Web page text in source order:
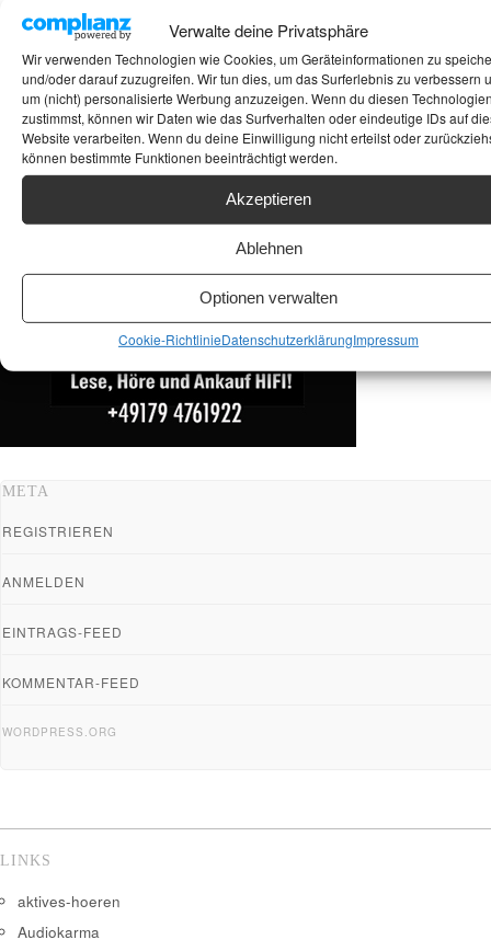
Verwalte deine Privatsphäre
Wir verwenden Technologien wie Cookies, um Geräteinformationen zu
und/oder darauf zuzugreifen. Wir tun dies, um das Surferlebnis zu verbessern
um (nicht) personalisierte Werbung anzuzeigen. Wenn du diesen
zustimmst, können wir Daten wie das Surfverhalten oder eindeutige IDs auf
Website verarbeiten. Wenn du deine Einwilligung nicht erteilst oder
können bestimmte Funktionen beeinträchtigt werden.
Akzeptieren
Ablehnen
Optionen verwalten
Cookie-RichtlinieDatenschutzerklärungImpressum
Suchen
ANKAUF HIFI & HIGH GERÄTE: +491794761922
META
REGISTRIEREN
ANMELDEN
EINTRAGS-FEED
KOMMENTAR-FEED
WORDPRESS.ORG
LINKS
aktives-hoeren
Audiokarma